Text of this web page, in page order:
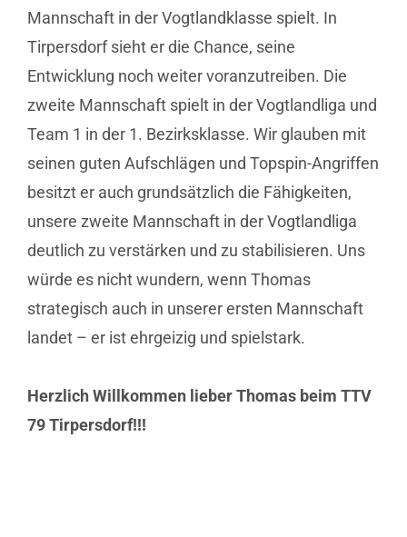
Mannschaft in der Vogtlandklasse spielt. In
Tirpersdorf sieht er die Chance, seine
Entwicklung noch weiter voranzutreiben. Die
zweite Mannschaft spielt in der Vogtlandliga und
Team 1 in der 1. Bezirksklasse. Wir glauben mit
seinen guten Aufschlägen und Topspin-Angriffen
besitzt er auch grundsätzlich die Fähigkeiten,
unsere zweite Mannschaft in der Vogtlandliga
deutlich zu verstärken und zu stabilisieren. Uns
würde es nicht wundern, wenn Thomas
strategisch auch in unserer ersten Mannschaft
landet – er ist ehrgeizig und spielstark.
Herzlich Willkommen lieber Thomas beim TTV
79 Tirpersdorf!!!